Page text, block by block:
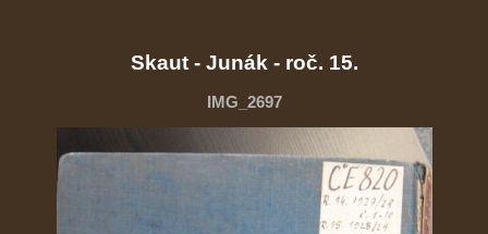
Skaut - Junák - roč. 15.
IMG_2697